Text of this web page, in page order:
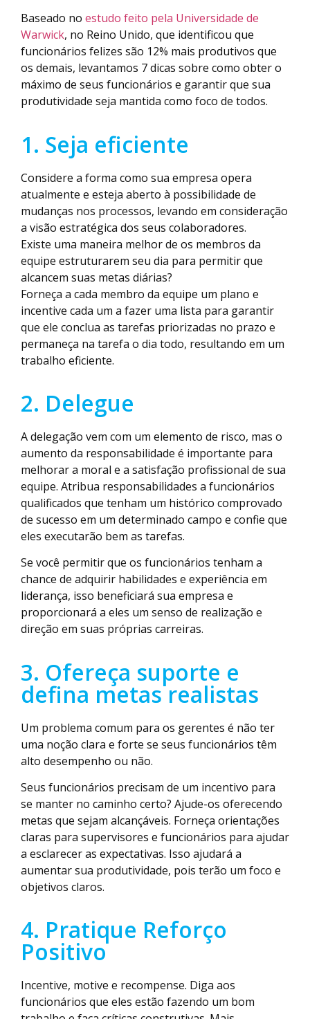
Baseado no estudo feito pela Universidade de
Warwick, no Reino Unido, que identificou que
funcionários felizes são 12% mais produtivos que
os demais, levantamos 7 dicas sobre como obter o
máximo de seus funcionários e garantir que sua
produtividade seja mantida como foco de todos.
1. Seja eficiente
Considere a forma como sua empresa opera
atualmente e esteja aberto à possibilidade de
mudanças nos processos, levando em consideração
a visão estratégica dos seus colaboradores.
Existe uma maneira melhor de os membros da
equipe estruturarem seu dia para permitir que
alcancem suas metas diárias?
Forneça a cada membro da equipe um plano e
incentive cada um a fazer uma lista para garantir
que ele conclua as tarefas priorizadas no prazo e
permaneça na tarefa o dia todo, resultando em um
trabalho eficiente.
2. Delegue
A delegação vem com um elemento de risco, mas o
aumento da responsabilidade é importante para
melhorar a moral e a satisfação profissional de sua
equipe. Atribua responsabilidades a funcionários
qualificados que tenham um histórico comprovado
de sucesso em um determinado campo e confie que
eles executarão bem as tarefas.
Se você permitir que os funcionários tenham a
chance de adquirir habilidades e experiência em
liderança, isso beneficiará sua empresa e
proporcionará a eles um senso de realização e
direção em suas próprias carreiras.
3. Ofereça suporte e
defina metas realistas
Um problema comum para os gerentes é não ter
uma noção clara e forte se seus funcionários têm
alto desempenho ou não.
Seus funcionários precisam de um incentivo para
se manter no caminho certo? Ajude-os oferecendo
metas que sejam alcançáveis. Forneça orientações
claras para supervisores e funcionários para ajudar
a esclarecer as expectativas. Isso ajudará a
aumentar sua produtividade, pois terão um foco e
objetivos claros.
4. Pratique Reforço
Positivo
Incentive, motive e recompense. Diga aos
funcionários que eles estão fazendo um bom